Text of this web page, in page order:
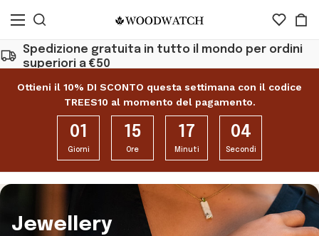
Spedizione gratuita in tutto il mondo per ordini
superiori a €50
Ottieni il 10% DI SCONTO questa settimana con il codice
TREES10 al momento del pagamento.
01
Giorni
15
Ore
17
Minuti
04
Secondi
Jewellery